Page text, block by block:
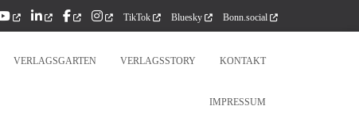
TikTok Bluesky Bonn.social
VERLAGSGARTEN VERLAGSSTORY KONTAKT
IMPRESSUM